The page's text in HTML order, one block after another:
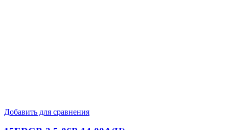
Добавить для сравнения